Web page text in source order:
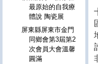
最原始的自我療
體說 陶瓷展
屏東縣屏東市金門
同鄉會第3屆第2
次會員大會溫馨
圓滿